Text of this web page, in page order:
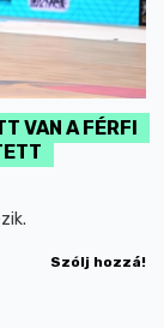
VAN A FÉRFI
Szólj hozzá!